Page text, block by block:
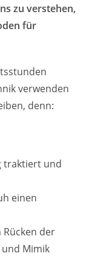
zu verstehen,
für
verwenden
denn:
traktiert und
einen
der
Mimik